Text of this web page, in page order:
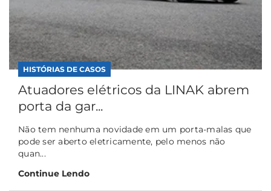
HISTÓRIAS DE CASOS
Atuadores elétricos da LINAK abrem
porta da gar...
Não tem nenhuma novidade em um porta-malas que
pode ser aberto eletricamente, pelo menos não
quan...
Continue Lendo